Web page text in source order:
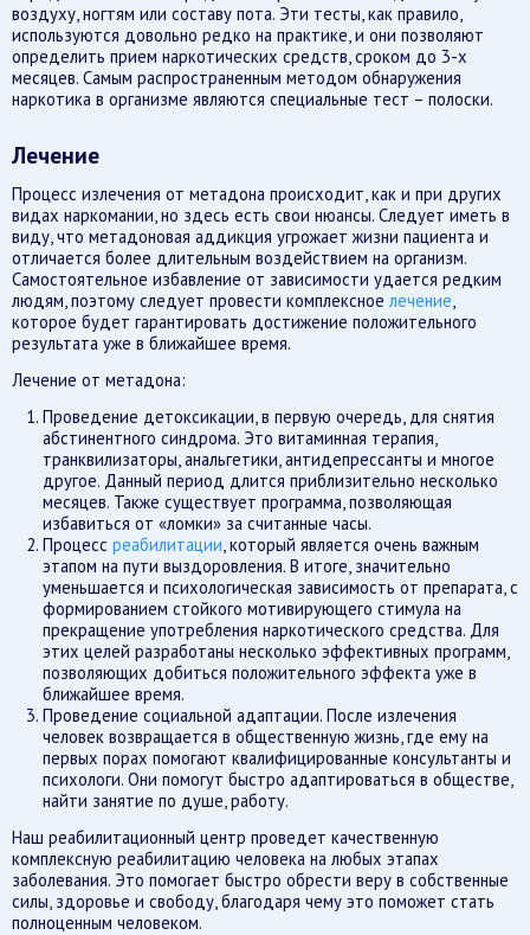
воздуху, ногтям или составу пота. Эти тесты, как правило,
используются довольно редко на практике, и они позволяют
определить прием наркотических средств, сроком до 3-х
месяцев. Самым распространенным методом обнаружения
наркотика в организме являются специальные тест – полоски.
Лечение
Процесс излечения от метадона происходит, как и при других
видах наркомании, но здесь есть свои нюансы. Следует иметь в
виду, что метадоновая аддикция угрожает жизни пациента и
отличается более длительным воздействием на организм.
Самостоятельное избавление от зависимости удается редким
людям, поэтому следует провести комплексное лечение
которое будет гарантировать достижение положительного
результата уже в ближайшее время.
Лечение от метадона:
Проведение детоксикации, в первую очередь, для снятия
абстинентного синдрома. Это витаминная терапия,
транквилизаторы, анальгетики, антидепрессанты и многое
другое. Данный период длится приблизительно несколько
месяцев. Также существует программа, позволяющая
избавиться от «ломки» за считанные часы.
Процесс реабилитации , который является очень важным
этапом на пути выздоровления. В итоге, значительно
уменьшается и психологическая зависимость от препарата, с
формированием стойкого мотивирующего стимула на
прекращение употребления наркотического средства. Для
этих целей разработаны несколько эффективных программ,
позволяющих добиться положительного эффекта уже в
ближайшее время.
Проведение социальной адаптации. После излечения
человек возвращается в общественную жизнь, где ему на
первых порах помогают квалифицированные консультанты и
психологи. Они помогут быстро адаптироваться в обществе,
найти занятие по душе, работу.
Наш реабилитационный центр проведет качественную
комплексную реабилитацию человека на любых этапах
заболевания. Это помогает быстро обрести веру в собственные
силы, здоровье и свободу, благодаря чему это поможет стать
полноценным человеком.